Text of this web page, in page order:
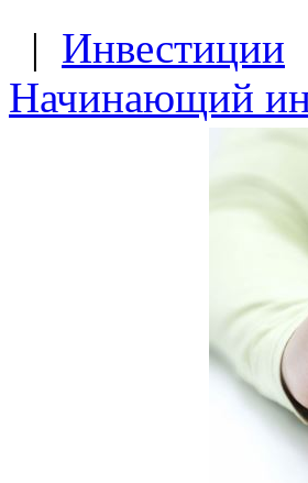
| Инвестиции
Начинающий